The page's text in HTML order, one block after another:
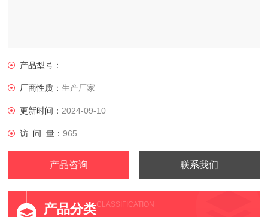
产品型号：
厂商性质：生产厂家
更新时间： 2024-09-10
访 问 量：965
产品咨询 联系我们
产品分类CLASSIFICATION